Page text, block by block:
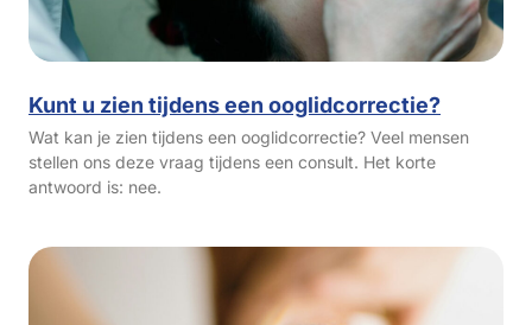
Kunt u zien tijdens een ooglidcorrectie?
Wat kan je zien tijdens een ooglidcorrectie? Veel mensen
stellen ons deze vraag tijdens een consult. Het korte
antwoord is: nee.